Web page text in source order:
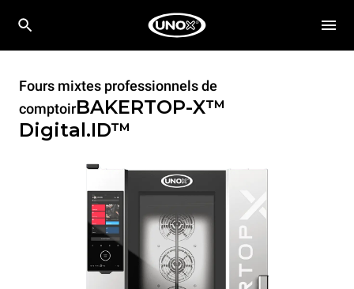
Fours mixtes professionnels de
comptoirBAKERTOP-X™
Digital.ID™